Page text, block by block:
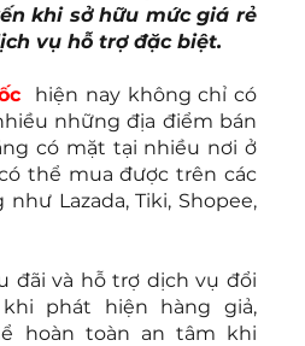
khi sở hữu mức giá rẻ
vụ hỗ trợ đặc biệt.
hiện nay không chỉ có
những địa điểm bán
có mặt tại nhiều nơi ở
thể mua được trên các
Lazada, Tiki, Shopee,
đãi và hỗ trợ dịch vụ đổi
phát hiện hàng giả,
hoàn toàn an tâm khi